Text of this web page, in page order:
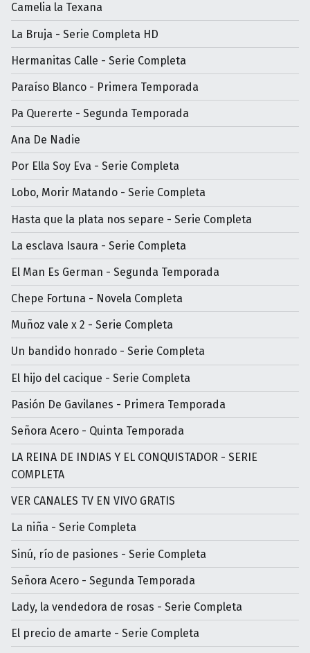
Camelia la Texana
La Bruja - Serie Completa HD
Hermanitas Calle - Serie Completa
Paraíso Blanco - Primera Temporada
Pa Quererte - Segunda Temporada
Ana De Nadie
Por Ella Soy Eva - Serie Completa
Lobo, Morir Matando - Serie Completa
Hasta que la plata nos separe - Serie Completa
La esclava Isaura - Serie Completa
El Man Es German - Segunda Temporada
Chepe Fortuna - Novela Completa
Muñoz vale x 2 - Serie Completa
Un bandido honrado - Serie Completa
El hijo del cacique - Serie Completa
Pasión De Gavilanes - Primera Temporada
Señora Acero - Quinta Temporada
LA REINA DE INDIAS Y EL CONQUISTADOR - SERIE
COMPLETA
VER CANALES TV EN VIVO GRATIS
La niña - Serie Completa
Sinú, río de pasiones - Serie Completa
Señora Acero - Segunda Temporada
Lady, la vendedora de rosas - Serie Completa
El precio de amarte - Serie Completa